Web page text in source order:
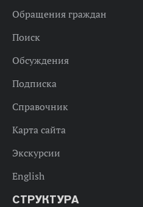
Обращения граждан
Поиск
Обсуждения
Подписка
Справочник
Карта сайта
Экскурсии
English
СТРУКТУРА